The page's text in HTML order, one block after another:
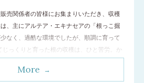
売関係者の皆様にお集まりいただき、収穫
、主にアルテア・エキナセアの「根っこ掘
なく、過酷な環境でしたが、順調に育って
じっくりと育った根の収穫は、ひと苦労。か
かし、約100名の販売関係者の皆様の手際よ
More